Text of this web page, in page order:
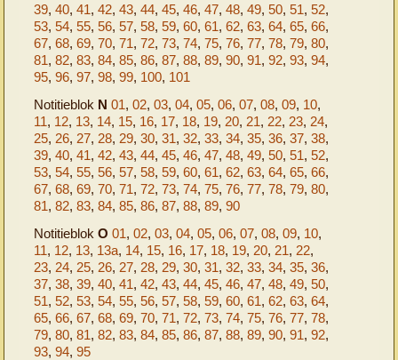
39, 40, 41, 42, 43, 44, 45, 46, 47, 48, 49, 50, 51, 52,
53, 54, 55, 56, 57, 58, 59, 60, 61, 62, 63, 64, 65, 66,
67, 68, 69, 70, 71, 72, 73, 74, 75, 76, 77, 78, 79, 80,
81, 82, 83, 84, 85, 86, 87, 88, 89, 90, 91, 92, 93, 94,
95, 96, 97, 98, 99, 100, 101
Notitieblok N 01, 02, 03, 04, 05, 06, 07, 08, 09, 10,
11, 12, 13, 14, 15, 16, 17, 18, 19, 20, 21, 22, 23, 24,
25, 26, 27, 28, 29, 30, 31, 32, 33, 34, 35, 36, 37, 38,
39, 40, 41, 42, 43, 44, 45, 46, 47, 48, 49, 50, 51, 52,
53, 54, 55, 56, 57, 58, 59, 60, 61, 62, 63, 64, 65, 66,
67, 68, 69, 70, 71, 72, 73, 74, 75, 76, 77, 78, 79, 80,
81, 82, 83, 84, 85, 86, 87, 88, 89, 90
NotitieblokO 01, 02, 03, 04, 05, 06, 07, 08, 09, 10,
11, 12, 13, 13a, 14, 15, 16, 17, 18, 19, 20, 21, 22,
23, 24, 25, 26, 27, 28, 29, 30, 31, 32, 33, 34, 35, 36,
37, 38, 39, 40, 41, 42, 43, 44, 45, 46, 47, 48, 49, 50,
51, 52, 53, 54, 55, 56, 57, 58, 59, 60, 61, 62, 63, 64,
65, 66, 67, 68, 69, 70, 71, 72, 73, 74, 75, 76, 77, 78,
79, 80, 81, 82, 83, 84, 85, 86, 87, 88, 89, 90, 91, 92,
93, 94, 95